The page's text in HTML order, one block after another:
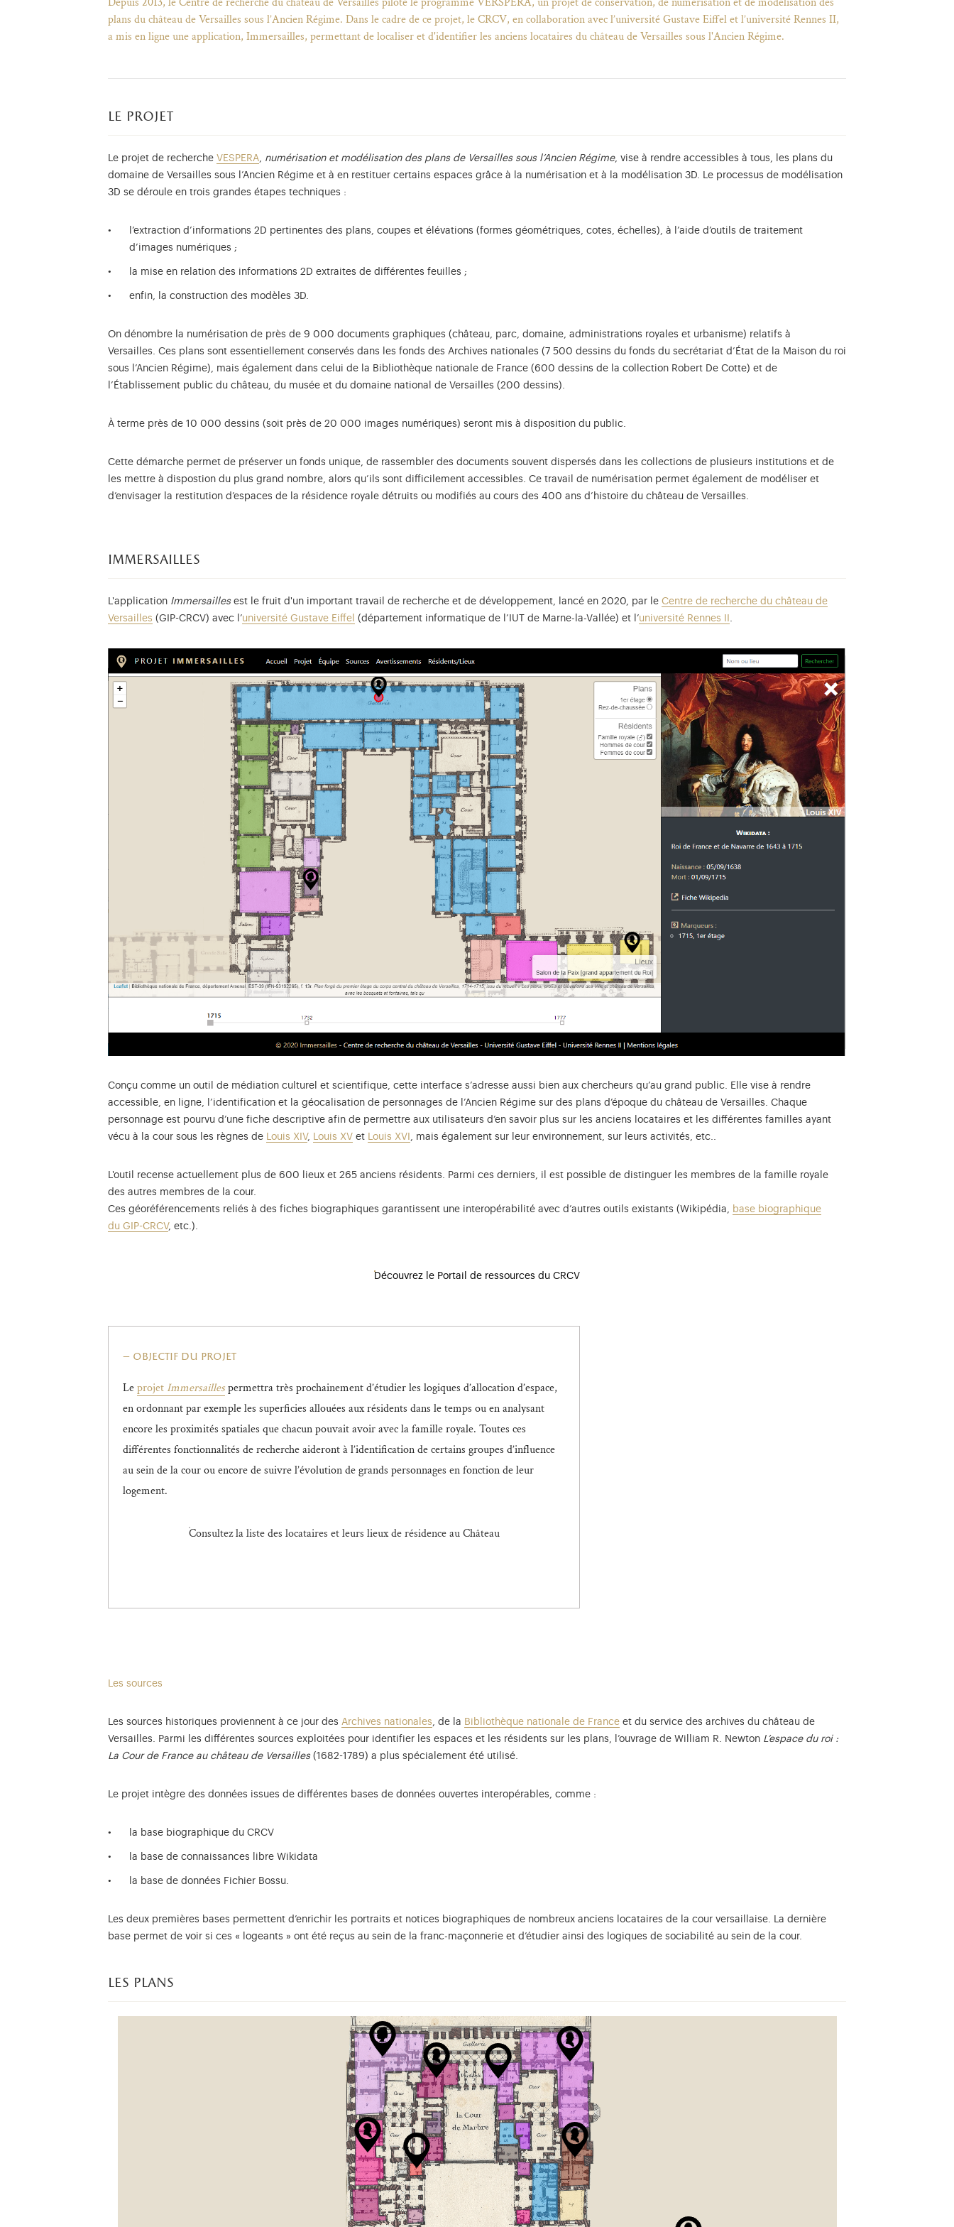
plans du château de Versailles sous l’Ancien Régime. Dans le cadre de ce projet, le CRCV, en collaboration avec l’université Gustave Eiffel et l’université Rennes II,
a mis en ligne une application, Immersailles, permettant de localiser et d'identifier les anciens locataires du château de Versailles sous l'Ancien Régime.
le projet
Le projet de recherche VESPERA, numérisation et modélisation des plans de Versailles sous l’Ancien Régime, vise à rendre accessibles à tous, les plans du
domaine de Versailles sous l’Ancien Régime et à en restituer certains espaces grâce à la numérisation et à la modélisation 3D. Le processus de modélisation
3D se déroule en trois grandes étapes techniques :
l’extraction d’informations 2D pertinentes des plans, coupes et élévations (formes géométriques, cotes, échelles), à l’aide d’outils de traitement
d’images numériques ;
la mise en relation des informations 2D extraites de différentes feuilles ;
enfin, la construction des modèles 3D.
On dénombre la numérisation de près de 9 000 documents graphiques (château, parc, domaine, administrations royales et urbanisme) relatifs à
Versailles. Ces plans sont essentiellement conservés dans les fonds des Archives nationales (7 500 dessins du fonds du secrétariat d’État de la Maison du roi
sous l’Ancien Régime), mais également dans celui de la Bibliothèque nationale de France (600 dessins de la collection Robert De Cotte) et de
l’Établissement public du château, du musée et du domaine national de Versailles (200 dessins).
À terme près de 10 000 dessins (soit près de 20 000 images numériques) seront mis à disposition du public.
Cette démarche permet de préserver un fonds unique, de rassembler des documents souvent dispersés dans les collections de plusieurs institutions et de
les mettre à dispostion du plus grand nombre, alors qu’ils sont difficilement accessibles. Ce travail de numérisation permet également de modéliser et
d’envisager la restitution d’espaces de la résidence royale détruits ou modifiés au cours des 400 ans d’histoire du château de Versailles.
immersailles
L'application Immersaillesest le fruit d'un important travail de recherche et de développement, lancé en 2020, par le Centre de recherche du château de
Versailles (GIP-CRCV) avec l’université Gustave Eiffel (département informatique de l’IUT de Marne-la-Vallée) et l’université Rennes II .
Conçu comme un outil de médiation culturel et scientifique, cette interface s’adresse aussi bien aux chercheurs qu’au grand public. Elle vise à rendre
accessible, en ligne, l’identification et la géocalisation de personnages de l’Ancien Régime sur des plans d’époque du château de Versailles. Chaque
personnage est pourvu d’une fiche descriptive afin de permettre aux utilisateurs d’en savoir plus sur les anciens locataires et les différentes familles ayant
vécu à la cour sous les règnes de Louis XIV, Louis XV et Louis XVI , mais également sur leur environnement, sur leurs activités, etc..
L'outil recense actuellement plus de 600 lieux et 265 anciens résidents. Parmi ces derniers, il est possible de distinguer les membres de la famille royale
des autres membres de la cour.
Ces géoréférencements reliés à des fiches biographiques garantissent une interopérabilité avec d’autres outils existants (Wikipédia, base biographique
du GIP-CRCV, etc.).
Découvrez le Portail de ressources du CRCV
objectif du projet
Leprojet Immersaillespermettra très prochainement d’étudier les logiques d’allocation d’espace,
en ordonnant par exemple les superficies allouées aux résidents dans le temps ou en analysant
encore les proximités spatiales que chacun pouvait avoir avec la famille royale. Toutes ces
différentes fonctionnalités de recherche aideront à l’identification de certains groupes d’influence
au sein de la cour ou encore de suivre l’évolution de grands personnages en fonction de leur
logement.
Consultez la liste des locataires et leurs lieux de résidence au Château
Les sources
Les sources historiques proviennent à ce jour des Archives nationales, de la Bibliothèque nationale de France et du service des archives du château de
Versailles. Parmi les différentes sources exploitées pour identifier les espaces et les résidents sur les plans, l’ouvrage de William R. Newton L’espace du roi :
La Cour de France au château de Versailles(1682-1789) a plus spécialement été utilisé.
Le projet intègre des données issues de différentes bases de données ouvertes interopérables, comme :
la base biographique du CRCV
la base de connaissances libre Wikidata
la base de données Fichier Bossu.
Les deux premières bases permettent d’enrichir les portraits et notices biographiques de nombreux anciens locataires de la cour versaillaise. La dernière
base permet de voir si ces « logeants » ont été reçus au sein de la franc-maçonnerie et d’étudier ainsi des logiques de sociabilité au sein de la cour.
les plans